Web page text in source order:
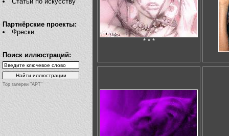
Партнёрские проекты:
Фрески
Поиск иллюстраций:
Top галереи "АРТ"
* * *